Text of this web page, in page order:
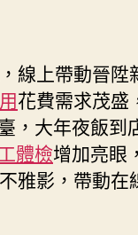
線上帶動晉陞
花費需求茂盛
，大年夜飯到
體檢增加亮眼
雅影，帶動在